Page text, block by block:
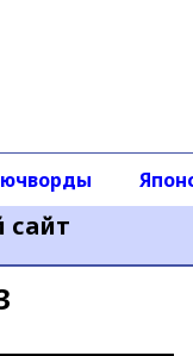
сайт